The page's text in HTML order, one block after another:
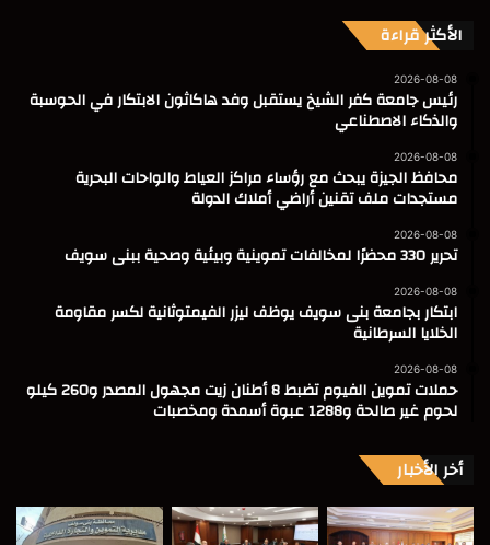
الأكثر قراءة
2026-08-08
رئيس جامعة كفر الشيخ يستقبل وفد هاكاثون الابتكار في الحوسبة
والذكاء الاصطناعي
2026-08-08
محافظ الجيزة يبحث مع رؤساء مراكز العياط والواحات البحرية
مستجدات ملف تقنين أراضي أملاك الدولة
2026-08-08
تحرير 330 محضرًا لمخالفات تموينية وبيئية وصحية ببنى سويف
2026-08-08
ابتكار بجامعة بنى سويف يوظف ليزر الفيمتوثانية لكسر مقاومة
الخلايا السرطانية
2026-08-08
حملات تموين الفيوم تضبط 8 أطنان زيت مجهول المصدر و260 كيلو
لحوم غير صالحة و1288 عبوة أسمدة ومخصبات
أخر الأخبار